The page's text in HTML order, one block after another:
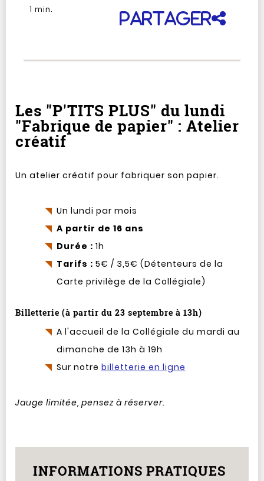
1 min.
Partager
Les "P'TITS PLUS" du lundi
"Fabrique de papier" : Atelier
créatif
Un atelier créatif pour fabriquer son papier.
Un lundi par mois
A partir de 16 ans
Durée : 1h
Tarifs : 5€ / 3,5€ (Détenteurs de la
Carte privilège de la Collégiale)
Billetterie (à partir du 23 septembre à 13h)
A l'accueil de la Collégiale du mardi au
dimanche de 13h à 19h
Sur notre billetterie en ligne
Jauge limitée, pensez à réserver.
INFORMATIONS PRATIQUES